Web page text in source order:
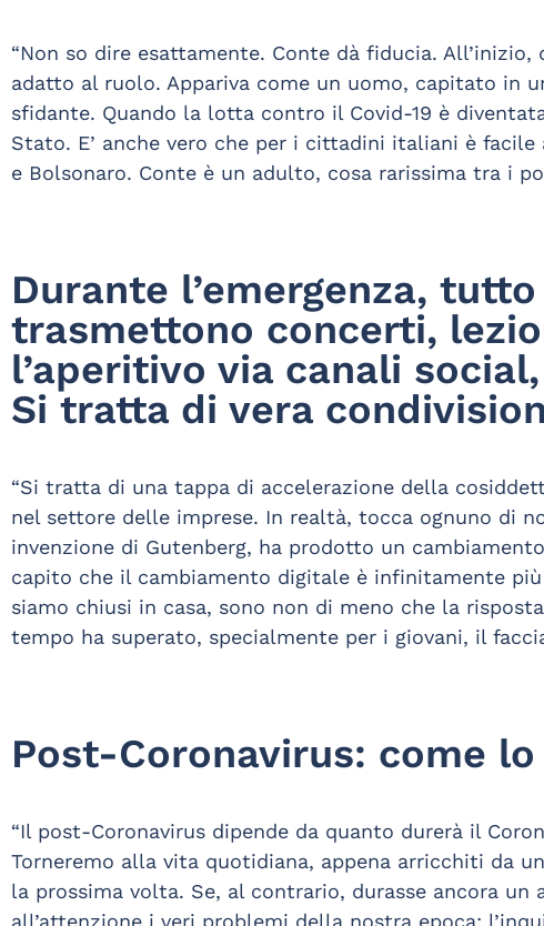
“Non so dire esattamente. Conte dà fiducia.
adatto al ruolo. Appariva come un uomo, capitato in
sfidante. Quando la lotta contro il Covid-19 è
Stato. E’ anche vero che per i cittadini italiani è
e Bolsonaro. Conte è un adulto, cosa rarissima tra i
Durante l’emergenza,
trasmettono concerti,
l’aperitivo via canali
Si tratta di vera
“Si tratta di una tappa di accelerazione della
nel settore delle imprese. In realtà, tocca ognuno di
invenzione di Gutenberg, ha prodotto un
capito che il cambiamento digitale è infinitamente
siamo chiusi in casa, sono non di meno che la
tempo ha superato, specialmente per i giovani, il
Post-Coronavirus: come
“Il post-Coronavirus dipende da quanto durerà il
Torneremo alla vita quotidiana, appena arricchiti da
la prossima volta. Se, al contrario, durasse ancora
all’attenzione i veri problemi della nostra epoca: